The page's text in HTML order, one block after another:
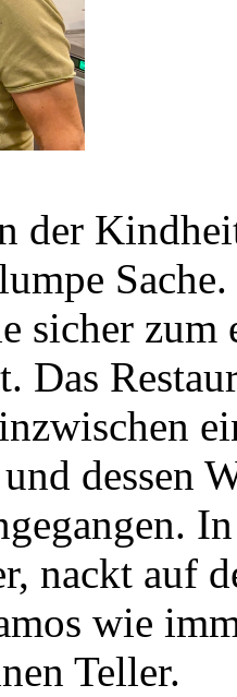
der
sicher
Das
dessen
nackt auf
wie
Teller.